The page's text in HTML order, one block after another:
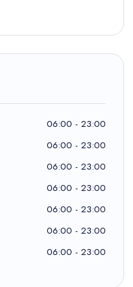
06:00 - 23:00
06:00 - 23:00
06:00 - 23:00
06:00 - 23:00
06:00 - 23:00
06:00 - 23:00
06:00 - 23:00